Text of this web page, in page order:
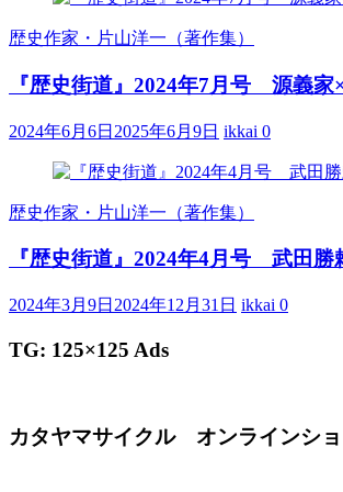
歴史作家・片山洋一（著作集）
『歴史街道』2024年7月号 源義家
2024年6月6日 2025年6月9日 ikkai 0
歴史作家・片山洋一（著作集）
『歴史街道』2024年4月号 武田
2024年3月9日 2024年12月31日 ikkai 0
TG: 125×125 Ads
カタヤマサイクル オンラインシ